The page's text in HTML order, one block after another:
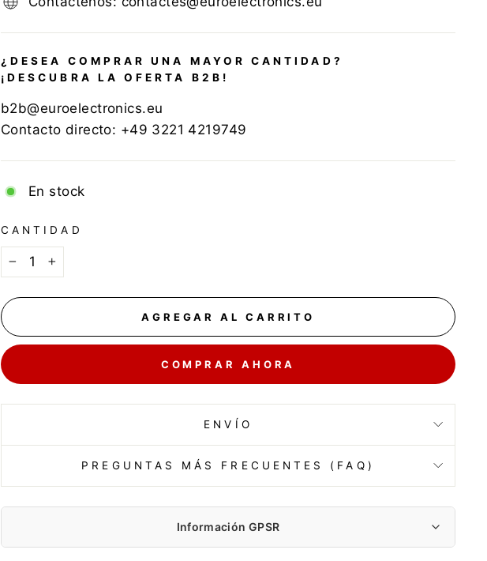
¿DESEA COMPRAR UNA MAYOR CANTIDAD?
¡DESCUBRA LA OFERTA B2B!
b2b@euroelectronics.eu
Contacto directo: +49 3221 4219749
En stock
CANTIDAD
AGREGAR AL CARRITO
COMPRAR AHORA
ENVÍO
PREGUNTAS MÁS FRECUENTES (FAQ)
Información GPSR